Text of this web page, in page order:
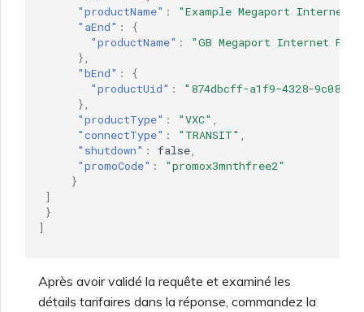
"productName" :
"Example Megaport Internet
"aEnd" :
{
"productName" :
"GB Megaport Internet
},
"bEnd" :
{
"productUid" :
"874dbcff-a1f9-4328-9c08-
},
"productType" : "VXC"
"connectType" : "TRANSIT"
"shutdown" : false
"promoCode" :
"promox3mnthfree2"
}
]
}
]
Après avoir validé la requête et examiné les
détails tarifaires dans la réponse, commandez la